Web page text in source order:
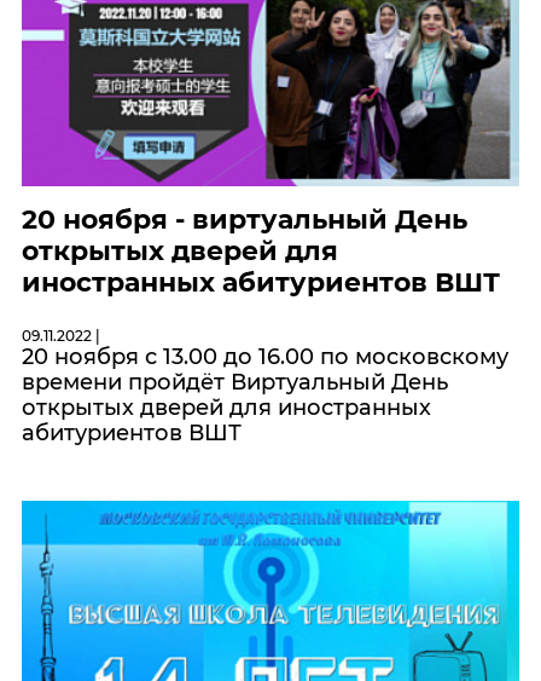
20 ноября - виртуальный День
открытых дверей для
иностранных абитуриентов ВШТ
09.11.2022 |
20 ноября с 13.00 до 16.00 по московскому
времени пройдёт Виртуальный День
открытых дверей для иностранных
абитуриентов ВШТ